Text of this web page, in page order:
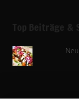
Top Beiträge &